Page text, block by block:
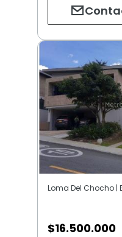
Loma Del Chocho |
$16.500.000